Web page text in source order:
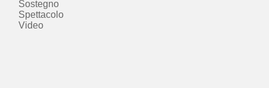
Sostegno
Spettacolo
Video